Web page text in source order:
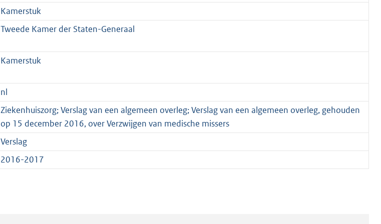
Kamerstuk
Tweede Kamer der Staten-Generaal
Kamerstuk
nl
Ziekenhuiszorg; Verslag van een algemeen overleg; Verslag van een algemeen overleg, gehouden
op 15 december 2016, over Verzwijgen van medische missers
Verslag
2016-2017